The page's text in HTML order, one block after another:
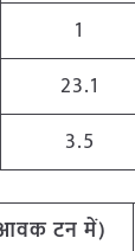
1
23.1
3.5
टन में)